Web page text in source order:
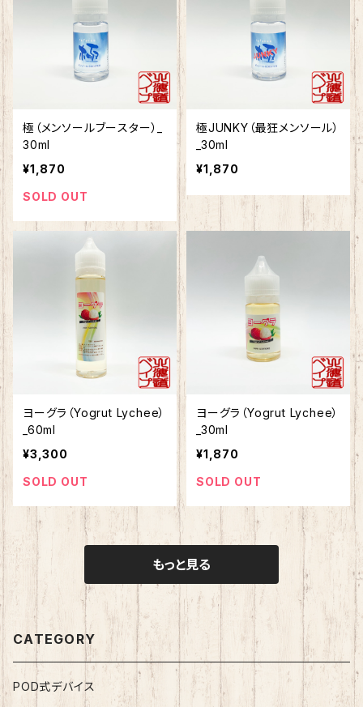
極（メンソールブースター）_
30ml
¥1,870
SOLD OUT
極JUNKY（最狂メンソール）
_30ml
¥1,870
ヨーグラ（Yogrut Lychee）
_60ml
¥3,300
SOLD OUT
ヨーグラ（Yogrut Lychee）
_30ml
¥1,870
SOLD OUT
もっと見る
CATEGORY
POD式デバイス